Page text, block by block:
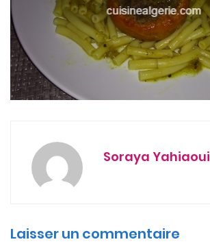
Soraya Yahiaoui
Laisser un commentaire